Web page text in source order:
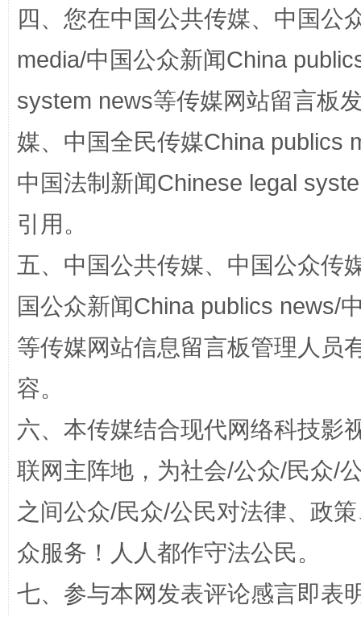
国家大学科技园优化重塑工作
“蜀中异人”王建安的艺术幻境
四、您在中国公共传媒、中国公
media/中国公众新闻China
system news等传媒网站留言板
媒、中国全民传媒China publics
中国法制新闻Chinese legal
引用。
五、中国公共传媒、中国公众传
国公众新闻China publics news/
等传媒网站信息留言板管理人员
容。
六、本传媒结合现代网络科技影
联网主阵地，为社会/公众/民众/
之间公众/民众/公民对法律、政
众服务！人人都作守法公民。
七、参与本网发表评论感言即表